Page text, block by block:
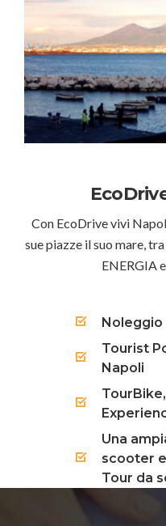
Con EcoDrive vivi
sue piazze il suo mare,
ENERGIA
Noleggio
Tourist
Napoli
Una
scooter
Tour da